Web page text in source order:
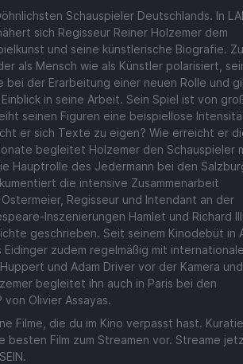
Schauspieler Deutschlands. In
nähert sich Regisseur Reiner Holzemer dem
und seine künstlerische Biografie.
als Mensch wie als Künstler polarisiert,
bei der Erarbeitung einer neuen Rolle und
in seine Arbeit. Sein Spiel ist von
seinen Figuren eine beispiellose
er sich Texte zu eigen? Wie erreicht er
begleitet Holzemer den Schauspieler
Hauptrolle des Jedermann bei den
die intensive Zusammenarbeit
Regisseur und Intendant an der
Inszenierungen Hamlet und Richard III
geschrieben. Seit seinem Kinodebüt in
Eidinger zudem regelmäßig mit
und Adam Driver vor der Kamera und
begleitet ihn auch in Paris bei den
von Olivier Assayas.
Filme, die du im Kino verpasst hast.
besten Film zum Streamen vor. Streame